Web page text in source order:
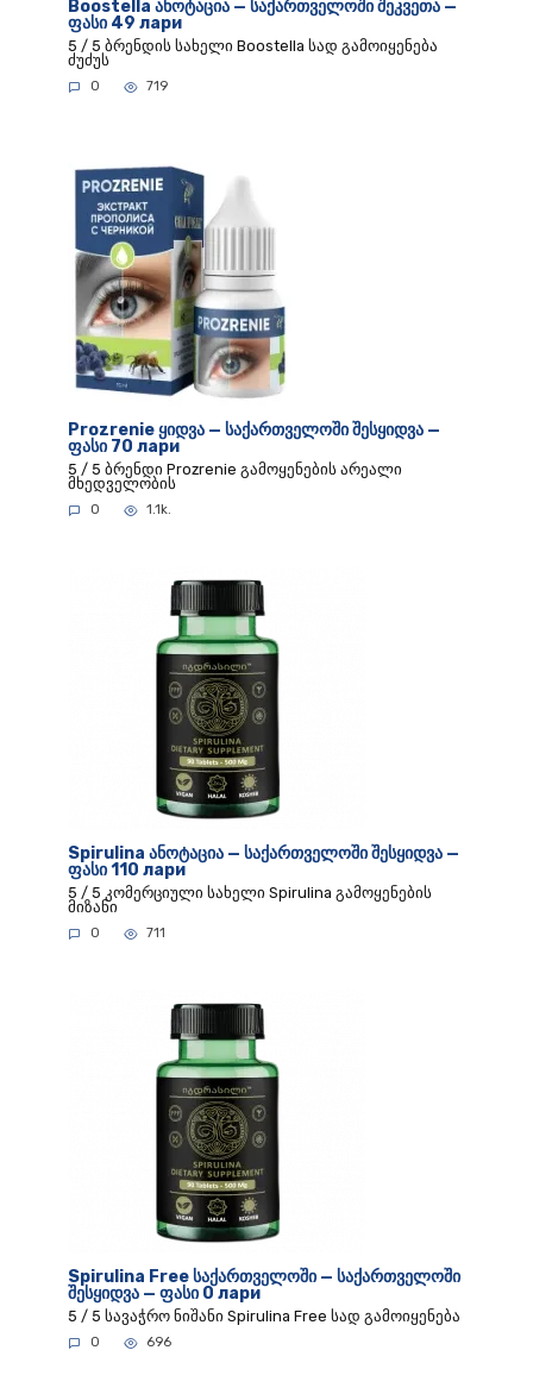
Boostella ანოტაცია — საქართველოში შეკვეთა —
ფასი 49 лари
5 / 5 ბრენდის სახელი Boostella სად გამოიყენება
ძუძუს
0 719
Prozrenie ყიდვა — საქართველოში შესყიდვა —
ფასი 70 лари
5 / 5 ბრენდი Prozrenie გამოყენების არეალი
მხედველობის
0 1.1k.
Spirulina ანოტაცია — საქართველოში შესყიდვა —
ფასი 110 лари
5 / 5 კომერციული სახელი Spirulina გამოყენების
მიზანი
0 711
Spirulina Free საქართველოში — საქართველოში
შესყიდვა — ფასი 0 лари
5 / 5 სავაჭრო ნიშანი Spirulina Free სად გამოიყენება
0 696